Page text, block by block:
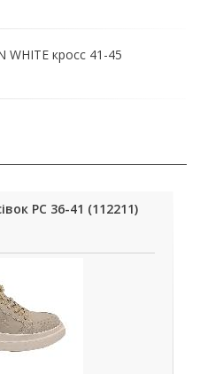
WHITE кросс 41-45
РС 36-41 (112211)